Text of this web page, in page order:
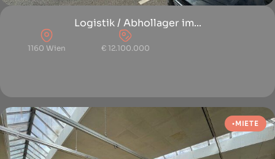
Logistik / Abhollager im...
1160 Wien € 12.100.000
MIETE